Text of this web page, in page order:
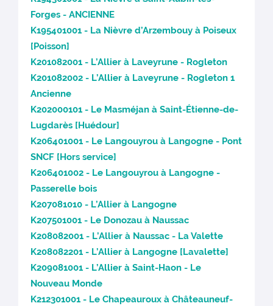
Forges - ANCIENNE
K195401001 - La Nièvre d’Arzembouy à Poiseux
[Poisson]
K201082001 - L’Allier à Laveyrune - Rogleton
K201082002 - L’Allier à Laveyrune - Rogleton 1
Ancienne
K202000101 - Le Masméjan à Saint-Étienne-de-
Lugdarès [Huédour]
K206401001 - Le Langouyrou à Langogne - Pont
SNCF [Hors service]
K206401002 - Le Langouyrou à Langogne -
Passerelle bois
K207081010 - L’Allier à Langogne
K207501001 - Le Donozau à Naussac
K208082001 - L’Allier à Naussac - La Valette
K208082201 - L’Allier à Langogne [Lavalette]
K209081001 - L’Allier à Saint-Haon - Le
Nouveau Monde
K212301001 - Le Chapeauroux à Châteauneuf-